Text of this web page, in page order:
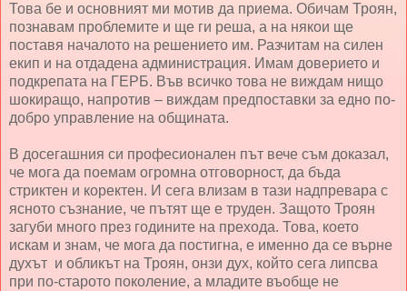
Това бе и основният ми мотив да приема. Обичам Троян,
познавам проблемите и ще ги реша, а на някои ще
поставя началото на решението им. Разчитам на силен
екип и на отдадена администрация. Имам доверието и
подкрепата на ГЕРБ. Във всичко това не виждам нищо
шокиращо, напротив – виждам предпоставки за едно по-
добро управление на общината.
В досегашния си професионален път вече съм доказал,
че мога да поемам огромна отговорност, да бъда
стриктен и коректен. И сега влизам в тази надпревара с
ясното съзнание, че пътят ще е труден. Защото Троян
загуби много през годините на прехода. Това, което
искам и знам, че мога да постигна, е именно да се върне
духът и обликът на Троян, онзи дух, който сега липсва
при по-старото поколение, а младите въобще не